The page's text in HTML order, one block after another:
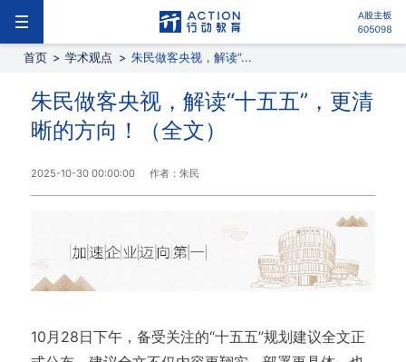
首页 > 学术观点 > 朱民做客央视，解读“...
朱民做客央视，解读“十五五”，更清
晰的方向！（全文）
2025-10-30 00:00:00 作者：朱民
10月28日下午，备受关注的“十五五”规划建议全文正